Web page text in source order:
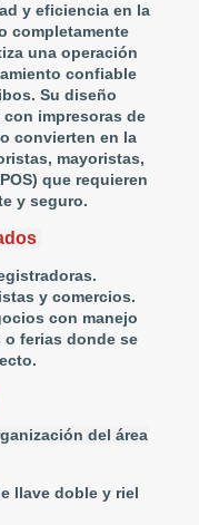
y eficiencia en la
completamente
una operación
confiable
Su diseño
impresoras de
convierten en la
mayoristas,
que requieren
y seguro.
y comercios.
con manejo
ferias donde se
del área
llave doble y riel